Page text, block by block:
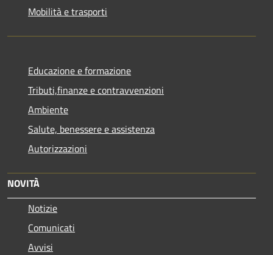
Mobilità e trasporti
Educazione e formazione
Tributi,finanze e contravvenzioni
Ambiente
Salute, benessere e assistenza
Autorizzazioni
NOVITÀ
Notizie
Comunicati
Avvisi